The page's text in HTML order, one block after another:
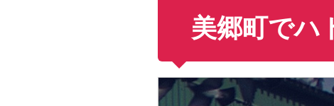
美郷町でハ